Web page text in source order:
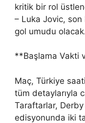
kritik bir rol
– Luka Jovic, son
gol umudu
**Başlama Vakti
Maç, Türkiye
tüm detaylarıyla
Taraftarlar, Derby
edisyonunda iki